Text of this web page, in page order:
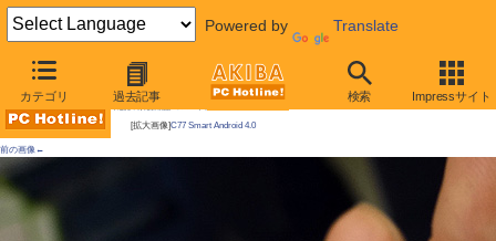
Powered by Translate
カテゴリ 過去記事 検索 Impressサイト
AKIBA PC Hotline!
[拡大画像]C77 Smart Android 4.0
前の画像←